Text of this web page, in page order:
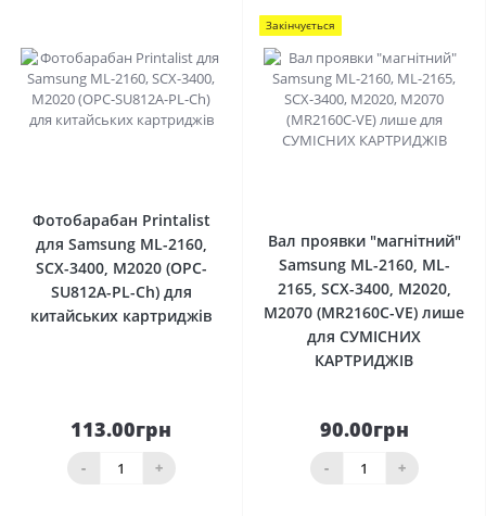
Фотобарабан Printalist
для Samsung ML-2160,
SCX-3400, M2020 (OPC-
SU812A-PL-Ch) для
китайських картриджів
113.00грн
- +
Закінчується
Вал проявки "магнітний"
Samsung ML-2160, ML-
2165, SCX-3400, M2020,
M2070 (MR2160C-VE) лише
для СУМІСНИХ
КАРТРИДЖІВ
90.00грн
- +